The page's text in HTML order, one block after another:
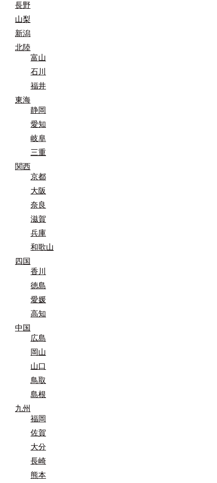
長野
山梨
新潟
北陸
富山
石川
福井
東海
静岡
愛知
岐阜
三重
関西
京都
大阪
奈良
滋賀
兵庫
和歌山
四国
香川
徳島
愛媛
高知
中国
広島
岡山
山口
鳥取
島根
九州
福岡
佐賀
大分
長崎
熊本